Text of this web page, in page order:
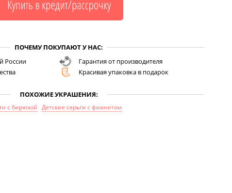
ПОЧЕМУ ПОКУПАЮТ У НАС:
России
Гарантия от производителя
Красивая упаковка в подарок
ПОХОЖИЕ УКРАШЕНИЯ:
с бирюзой Детские серьги с фианитом